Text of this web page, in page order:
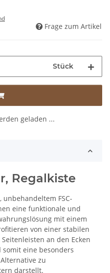
Frage zum Artikel
Stück
geladen ...
Regalkiste
unbehandeltem FSC-
eine funktionale und
mit einem
von einer stabilen
an den Ecken
eine besonders
zu
darstellt.